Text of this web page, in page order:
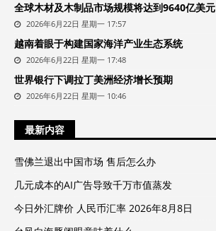
全球木材及木制品市场规模将达到9640亿美元
2026年6月22日 星期一 17:57
越南着眼于构建国家海洋产业生态系统
2026年6月22日 星期一 17:48
世界银行下调拉丁美洲经济增长预期
2026年6月22日 星期一 10:46
最新内容
雪佛兰退出中国市场 售后怎么办
几元成本的AI广告导致千万市值蒸发
今日外汇牌价 人民币汇率 2026年8月8日